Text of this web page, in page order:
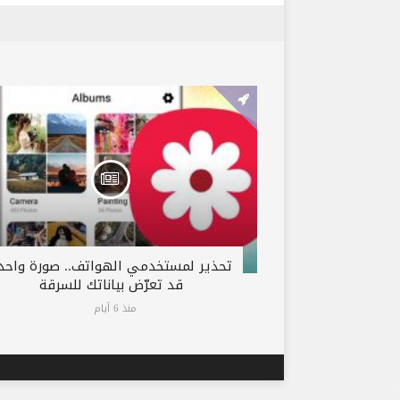
تحذير لمستخدمي الهواتف.. صورة
قد تعرّض بياناتك للسرقة
منذ 6 أيام